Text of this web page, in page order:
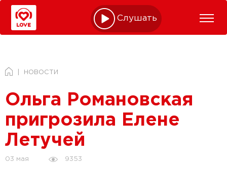
Слушать online
НОВОСТИ
Ольга Романовская
пригрозила Елене
Летучей
03 мая 9353